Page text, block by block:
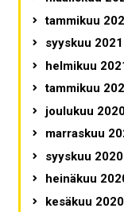
tammikuu
syyskuu 2021
helmikuu
tammikuu
joulukuu
marraskuu
syyskuu 2020
heinäkuu
kesäkuu 2020